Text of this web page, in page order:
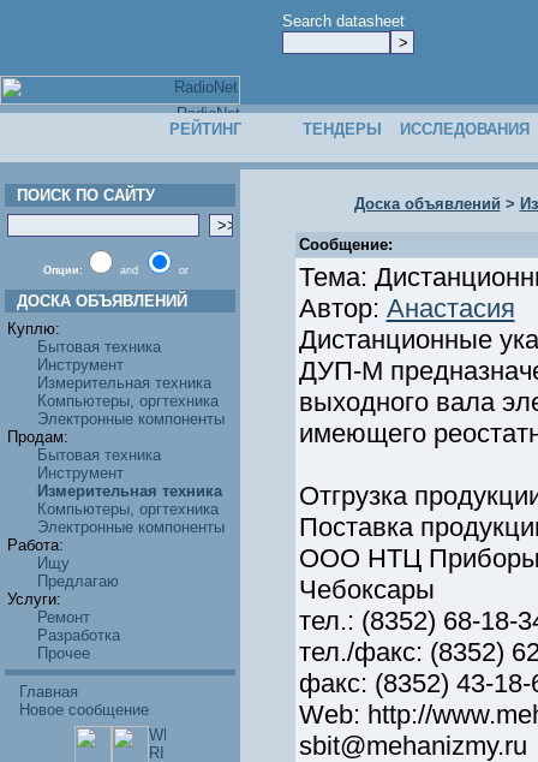
Search datasheet
РЕЙТИНГ ТЕНДЕРЫ ИССЛЕДОВАНИЯ
ПОИСК ПО САЙТУ
Опции: and or
ДОСКА ОБЪЯВЛЕНИЙ
Куплю:
Бытовая техника
Инструмент
Измерительная техника
Компьютеры, оргтехника
Электронные компоненты
Продам:
Бытовая техника
Инструмент
Измерительная техника
Компьютеры, оргтехника
Электронные компоненты
Работа:
Ищу
Предлагаю
Услуги:
Ремонт
Разработка
Прочее
Главная
Новое сообщение
Доска объявлений >
Сообщение:
Тема:
Автор: Анастасия
Дистанционные
ДУП-М
выходного вала
имеющего
Отгрузка
Поставка
ООО НТЦ
Чебоксары
тел.: (8352) 68-18-
тел./факс: (8352)
факс: (8352) 43-18-
Web: http://
sbit@mehanizmy.ru